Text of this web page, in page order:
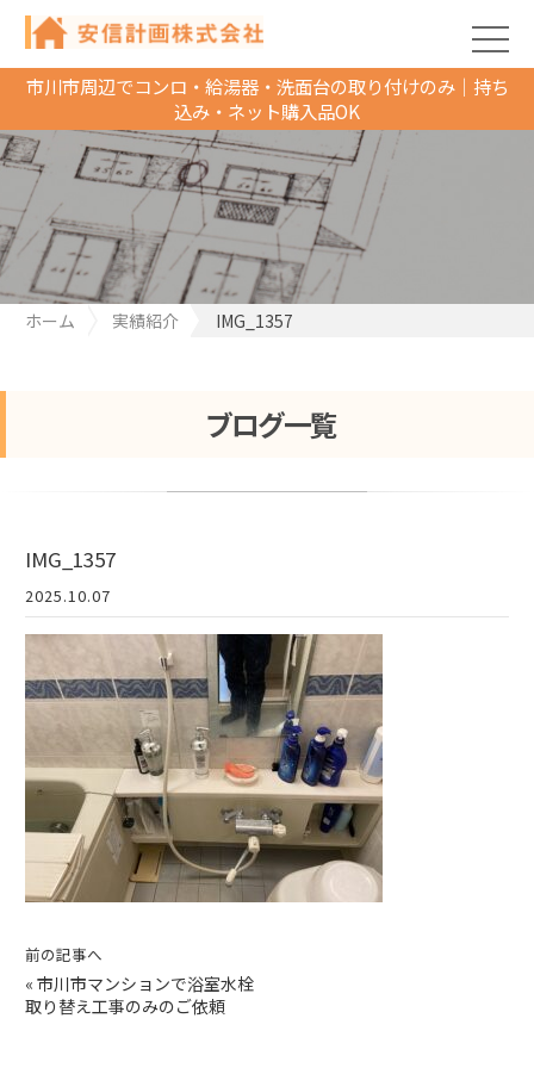
市川市周辺でコンロ・給湯器・洗面台の取り付けのみ｜持ち
込み・ネット購入品OK
ホーム 実績紹介 IMG_1357
ブログ一覧
IMG_1357
2025.10.07
前の記事へ
« 市川市マンションで浴室水栓
取り替え工事のみのご依頼